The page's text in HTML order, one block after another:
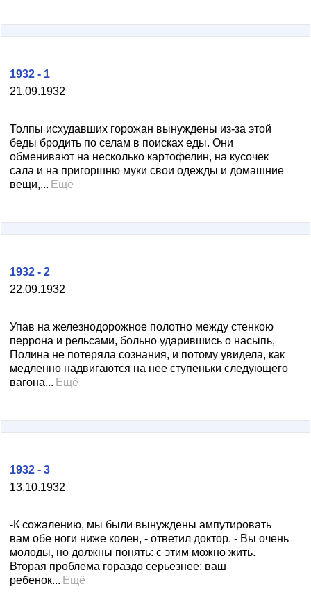
21.09.1932
1932 - 1
Толпы исхудавших горожан вынуждены из-за этой
беды бродить по селам в поисках еды. Они
обменивают на несколько картофелин, на кусочек
сала и на пригоршню муки свои одежды и домашние
вещи,... Ещё
22.09.1932
1932 - 2
Упав на железнодорожное полотно между стенкою
перрона и рельсами, больно ударившись о насыпь,
Полина не потеряла сознания, и потому увидела, как
медленно надвигаются на нее ступеньки следующего
вагона... Ещё
13.10.1932
1932 - 3
-К сожалению, мы были вынуждены ампутировать
вам обе ноги ниже колен, - ответил доктор. - Вы очень
молоды, но должны понять: с этим можно жить.
Вторая проблема гораздо серьезнее: ваш
ребенок... Ещё